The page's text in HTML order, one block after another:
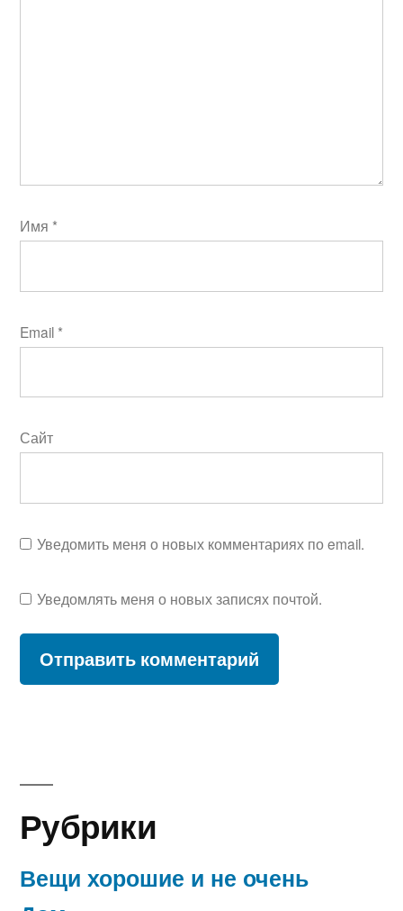
Имя *
Email *
Сайт
Уведомить меня о новых комментариях по email.
Уведомлять меня о новых записях почтой.
Рубрики
Вещи хорошие и не очень